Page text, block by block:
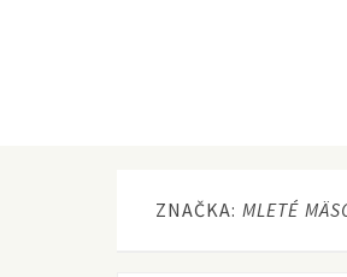
ZNAČKA: MLETÉ